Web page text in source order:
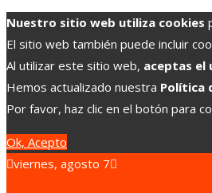
Nuestro sitio web utiliza cookies
El sitio web también puede incluir
Al utilizar este sitio web, aceptas el
Hemos actualizado nuestra Política
Por favor, haz clic en el botón para
Ok, Acepto
viernes, agosto 7